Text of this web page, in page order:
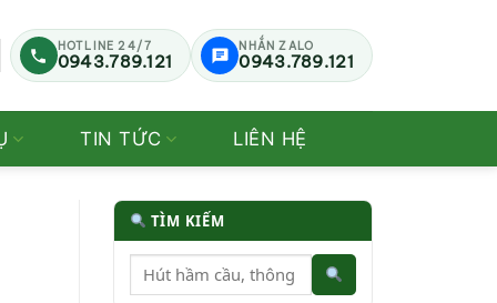
HOTLINE 24/7
0943.789.121
NHẮN ZALO
0943.789.121
TIN TỨC LIÊN HỆ
TÌM KIẾM